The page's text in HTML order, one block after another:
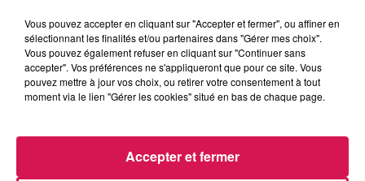
MANON LISA
Le Petit Pécheur
JAMES BLUNT
You're Beautiful
TOVE LO X STROMAE
Des Fleurs
LES ARTICLES LES PLUS CONSULTÉS
Vous pouvez accepter en cliquant sur "Accepter et fermer", ou affiner en
sélectionnant les finalités et/ou partenaires dans "Gérer mes choix".
Vous pouvez également refuser en cliquant sur "Continuer sans
accepter". Vos préférences ne s'appliqueront que pour ce site. Vous
pouvez mettre à jour vos choix, ou retirer votre consentement à tout
moment via le lien "Gérer les cookies" situé en bas de chaque page.
Accepter et fermer